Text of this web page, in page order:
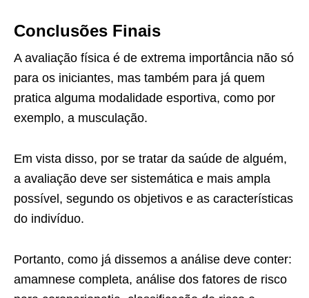
Conclusões Finais
A avaliação física é de extrema importância não só
para os iniciantes, mas também para já quem
pratica alguma modalidade esportiva, como por
exemplo, a musculação.
Em vista disso, por se tratar da saúde de alguém,
a avaliação deve ser sistemática e mais ampla
possível, segundo os objetivos e as características
do indivíduo.
Portanto, como já dissemos a análise deve conter:
amamnese completa, análise dos fatores de risco